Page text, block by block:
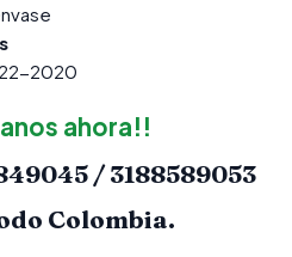
2020
ahora!!
/ 3188589053
Colombia.